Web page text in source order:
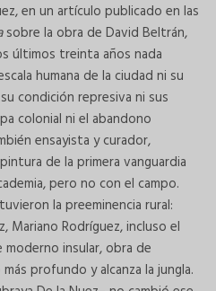
en un artículo publicado en las
sobre la obra de David Beltrán,
últimos treinta años nada
humana de la ciudad ni su
condición represiva ni sus
colonial ni el abandono
ensayista y curador,
de la primera vanguardia
pero no con el campo.
la preeminencia rural:
Mariano Rodríguez, incluso el
insular, obra de
profundo y alcanza la jungla.